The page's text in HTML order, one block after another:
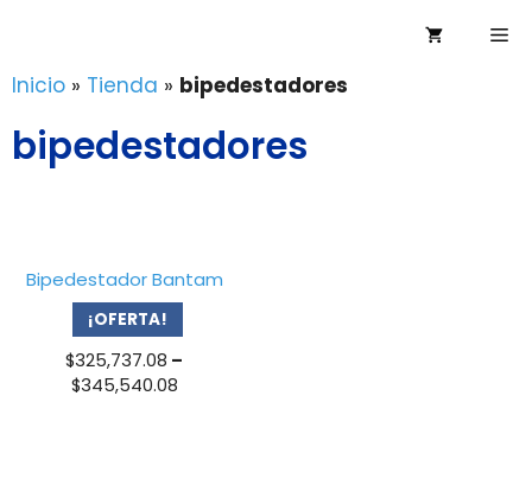
contenido
Inicio » Tienda » bipedestadores
bipedestadores
Bipedestador Bantam
¡OFERTA!
$325,737.08 –
$345,540.08Price